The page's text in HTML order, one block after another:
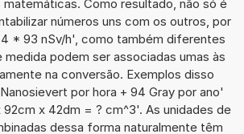
Como resultado, não só é
números uns com os outros, por
* 93 nSv/h', como também diferentes
medida podem ser associadas umas às
na conversão. Exemplos disso
por hora + 94 Gray por ano'
x 42dm = ? cm^3'. As unidades de
dessa forma naturalmente têm